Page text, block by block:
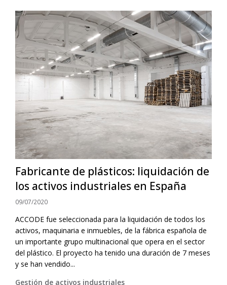
Fabricante de plásticos: liquidación de
los activos industriales en España
09/07/2020
ACCODE fue seleccionada para la liquidación de todos los
activos, maquinaria e inmuebles, de la fábrica española de
un importante grupo multinacional que opera en el sector
del plástico. El proyecto ha tenido una duración de 7 meses
y se han vendido...
Gestión de activos industriales